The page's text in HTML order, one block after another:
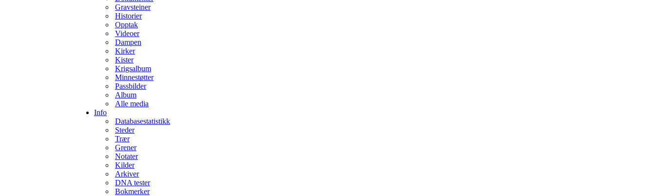
Gravsteiner
Historier
Opptak
Videoer
Dampen
Kirker
Kister
Krigsalbum
Minnestøtter
Passbilder
Album
Alle media
Info
Databasestatistikk
Steder
Trær
Grener
Notater
Kilder
Arkiver
DNA tester
Bokmerker